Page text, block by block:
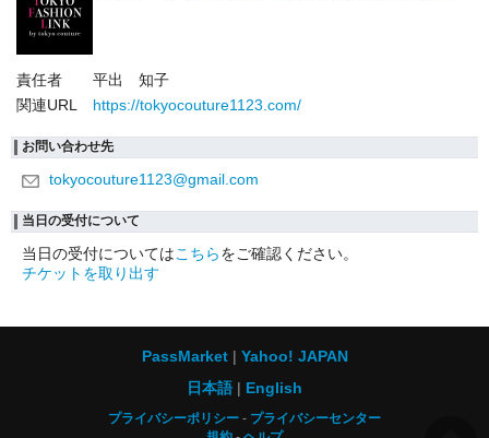
責任者
平出 知子
関連URL
https://tokyocouture1123.com/
お問い合わせ先
tokyocouture1123@gmail.com
当日の受付について
当日の受付についてはこちらをご確認ください。
チケットを取り出す
PassMarket
Yahoo! JAPAN
日本語
English
プライバシーポリシー
プライバシーセンター